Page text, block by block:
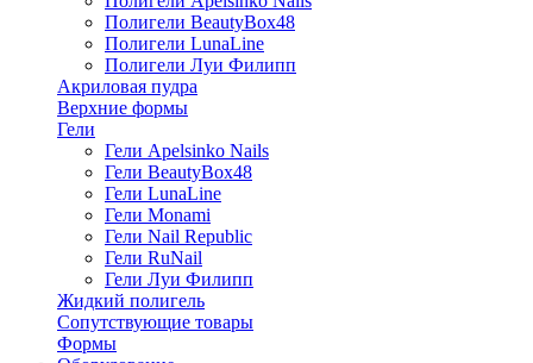
Полигели BeautyBox48
Полигели LunaLine
Полигели Луи Филипп
Акриловая пудра
Верхние формы
Гели
Гели Apelsinko Nails
Гели BeautyBox48
Гели LunaLine
Гели Monami
Гели Nail Republic
Гели RuNail
Гели Луи Филипп
Жидкий полигель
Сопутствующие товары
Формы